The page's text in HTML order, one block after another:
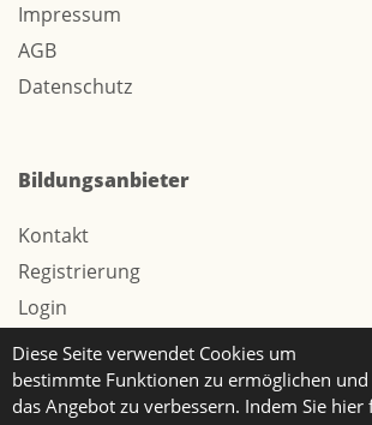
Diese Seite verwendet Cookies um
bestimmte Funktionen zu ermöglichen und
das Angebot zu verbessern. Indem Sie
Impressum
AGB
Datenschutz
Bildungsanbieter
Kontakt
Registrierung
Login
Werbung / Tarife